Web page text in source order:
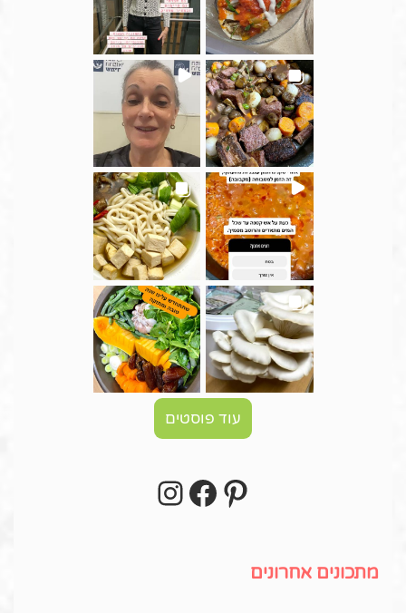
עוד פוסטים
Pinterest
Facebook
מתכונים אחרונים